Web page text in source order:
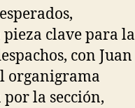
clave para la
con Juan
organigrama
la sección,